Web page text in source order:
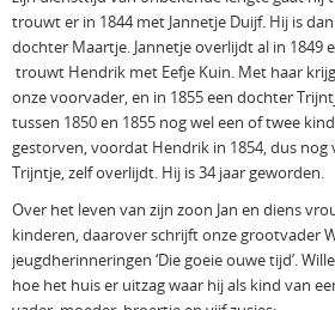
trouwt er in 1844 met Jannetje Duijf. Hij is
dochter Maartje. Jannetje overlijdt al in 1849
trouwt Hendrik met Eefje Kuin. Met haar
onze voorvader, en in 1855 een dochter
tussen 1850 en 1855 nog wel een of twee
gestorven, voordat Hendrik in 1854, dus
Trijntje, zelf overlijdt. Hij is 34 jaar geworden.
Over het leven van zijn zoon Jan en diens
kinderen, daarover schrijft onze grootvader
jeugdherinneringen ‘Die goeie ouwe tijd’.
hoe het huis er uitzag waar hij als kind van